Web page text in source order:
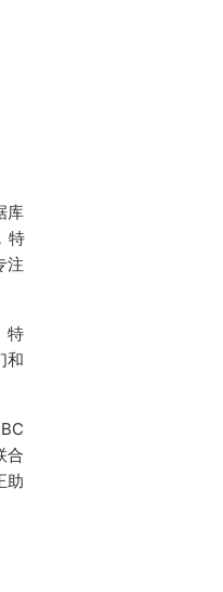
库
特
注
特
和
合
助